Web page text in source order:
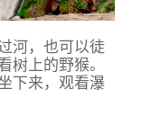
河，也可以徒
树上的野猴。
下来，观看瀑